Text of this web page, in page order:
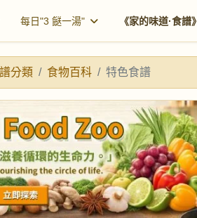
每日"3 餸一湯" 《家的味道·食譜》
分類 食物百科 特色食譜